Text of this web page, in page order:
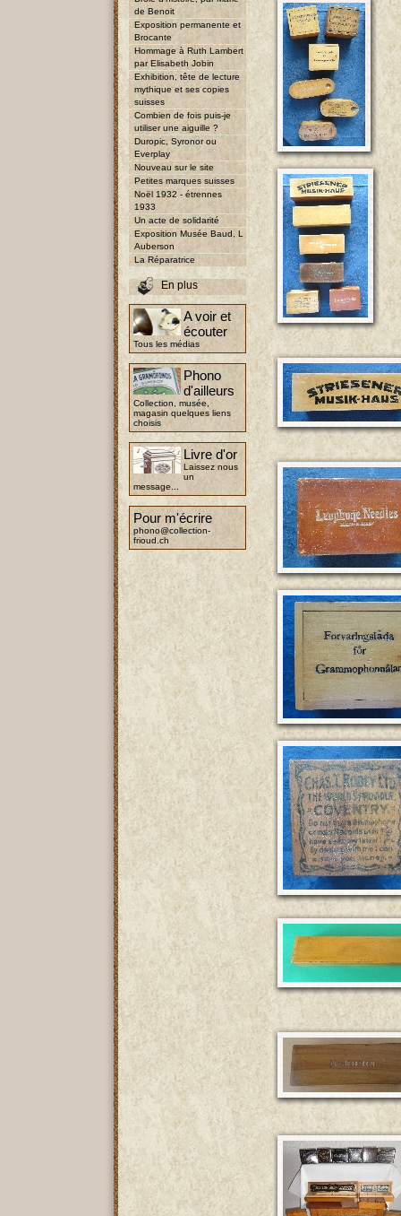
de Benoit
Exposition permanente et
Brocante
Hommage à Ruth Lambert
par Elisabeth Jobin
Exhibition, tête de lecture
mythique et ses copies
suisses
Combien de fois puis-je
utiliser une aiguille ?
Duropic, Syronor ou
Everplay
Nouveau sur le site
Petites marques suisses
Noël 1932 - étrennes
1933
Un acte de solidarité
Exposition Musée Baud, L
Auberson
La Réparatrice
En plus
A voir et
écouter
Tous les médias
Phono
d'ailleurs
Collection, musée,
magasin quelques liens
choisis
Livre d'or
Laissez nous
un
message...
Pour m'écrire
phono@collection-
frioud.ch